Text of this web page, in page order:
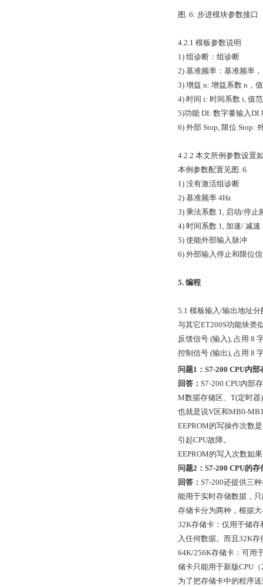
图. 6: 步进模块参数接口
4.2.1 模板参数说明
1) 组诊断：组诊断
2) 基准频率：基准频率
3) 增益 n: 增益系数 n，
4) 时间 i: 时间系数 i, 值
5)功能 DI: 数字量输入DI
6) 外部 Stop, 限位 Stop:
4.2.2 本文所例参数设置
本例参数配置见图. 6.
1) 没有激活组诊断
2) 基准频率 4Hz
3) 乘法系数 1, 启动/停止
4) 时间系数 1, 加速/ 减速
5) 使能外部输入脉冲
6) 外部输入停止和限位
5. 编程
5.1 模板输入/输出地址分
与其它ET200S功能块类
反馈信号 (输入), 占用 8
控制信号 (输出), 占用 8
问题1：S7-200 CPU内
回答： S7-200 CPU内部
M数据存储区、T(定时
也就是说V区和MB0-
EEPROM的写操作次数
引起CPU故障。
EEPROM的写入次数如
问题2：S7-200 CPU的
回答： S7-200还提供三
能用于实时存储数据，
存储卡分为两种，根据
32K存储卡：仅用于储存
入任何数据。而且32K
64K/256K存储卡：可用
储卡只能用于新版CPU
为了把存储卡中的程序